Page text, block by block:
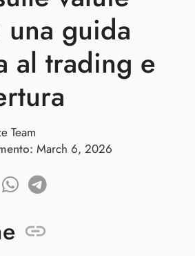
guida
al trading e
Team
March 6, 2026